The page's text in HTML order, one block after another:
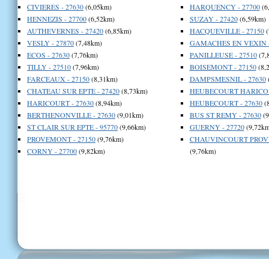
CIVIERES - 27630(6,05km)
HENNEZIS - 27700(6,52km)
AUTHEVERNES - 27420(6,85km)
VESLY - 27870(7,48km)
ECOS - 27630(7,76km)
TILLY - 27510(7,96km)
FARCEAUX - 27150(8,31km)
CHATEAU SUR EPTE - 27420(8,73km)
HARICOURT - 27630(8,94km)
BERTHENONVILLE - 27630(9,01km)
ST CLAIR SUR EPTE - 95770(9,66km)
PROVEMONT - 27150(9,76km)
CORNY - 27700(9,82km)
HARQUENCY - 27700
SUZAY - 27420(6,59km)
HACQUEVILLE - 27150
GAMACHES EN VEXIN
PANILLEUSE - 27510
BOISEMONT - 27150
DAMPSMESNIL - 27630
HEUBECOURT
HEUBECOURT - 27630
BUS ST REMY - 27630
GUERNY - 27720
CHAUVINCOURT
(9,76km)